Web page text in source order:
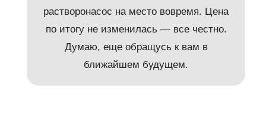
растворонасос на место вовремя. Цена
по итогу не изменилась — все честно.
Думаю, еще обращусь к вам в
ближайшем будущем.